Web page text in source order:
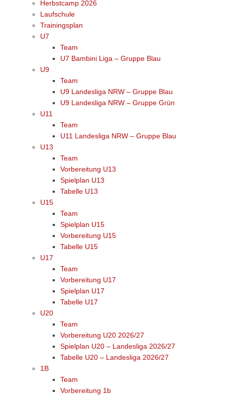
Herbstcamp 2026
Laufschule
Trainingsplan
U7
Team
U7 Bambini Liga – Gruppe Blau
U9
Team
U9 Landesliga NRW – Gruppe Blau
U9 Landesliga NRW – Gruppe Grün
U11
Team
U11 Landesliga NRW – Gruppe Blau
U13
Team
Vorbereitung U13
Spielplan U13
Tabelle U13
U15
Team
Spielplan U15
Vorbereitung U15
Tabelle U15
U17
Team
Vorbereitung U17
Spielplan U17
Tabelle U17
U20
Team
Vorbereitung U20 2026/27
Spielplan U20 – Landesliga 2026/27
Tabelle U20 – Landesliga 2026/27
1B
Team
Vorbereitung 1b